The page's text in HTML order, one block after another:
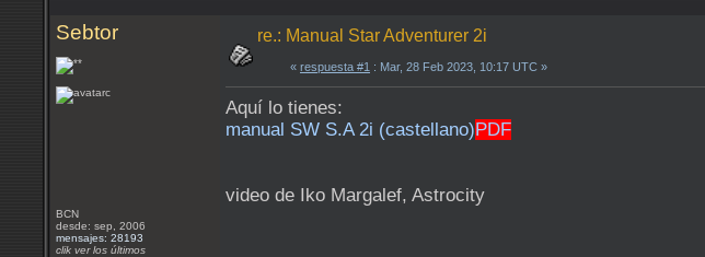
Sebtor
BCN
desde: sep, 2006
mensajes: 28193
clik ver los últimos
re.: Manual Star Adventurer 2i
« respuesta #1 : Mar, 28 Feb 2023, 10:17 UTC »
Aquí lo tienes:
manual SW S.A 2i (castellano)PDF
video de Iko Margalef, Astrocity